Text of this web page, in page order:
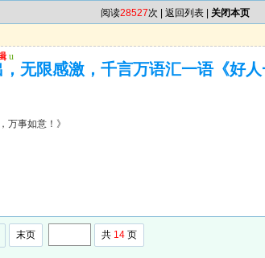
阅读28527次 | 返回列表 关闭本页
u
无限感激，千言万语汇一语《好
万事如意！》
末页 共 14 页